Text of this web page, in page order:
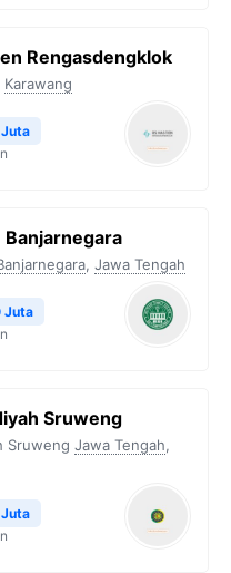
Rengasdengklok
Karawang
Banjarnegara
, Jawa Tengah
Juta
Sruweng
Sruweng Jawa Tengah,